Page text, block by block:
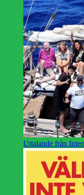
Uttalande från